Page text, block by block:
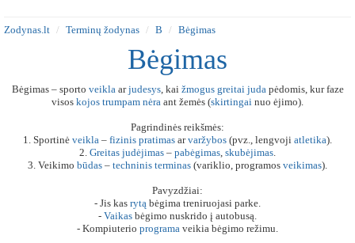
Zodynas.lt Terminų žodynas B Bėgimas
Bėgimas
Bėgimas – sporto veiklaarjudesys, kai žmogus greitai judapėdomis, kur faze
visos kojos trumpam nėra ant žemės (skirtingai nuo ėjimo).
Pagrindinės reikšmės:
1. Sportinė veikla – fizinis pratimas arvaržybos (pvz., lengvoji atletika).
2. Greitas judėjimas – pabėgimas, skubėjimas.
3. Veikimo būdas – techninis terminas (variklio, programos veikimas).
Pavyzdžiai:
- Jis kas rytą bėgima treniruojasi parke.
- Vaikas bėgimo nuskrido į autobusą.
- Kompiuterio programa veikia bėgimo režimu.